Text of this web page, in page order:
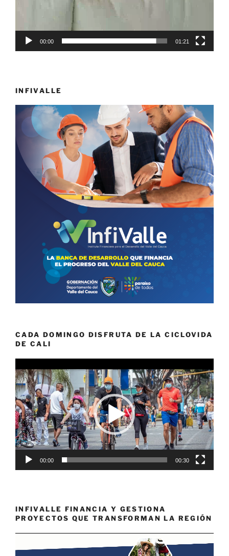
00:00 01:21
INFIVALLE
CADA DOMINGO DISFRUTA DE LA CICLOVIDA
DE CALI
de
vídeo
00:00 00:30
INFIVALLE FINANCIA Y GESTIONA
PROYECTOS QUE TRANSFORMAN LA REGIÓN
de